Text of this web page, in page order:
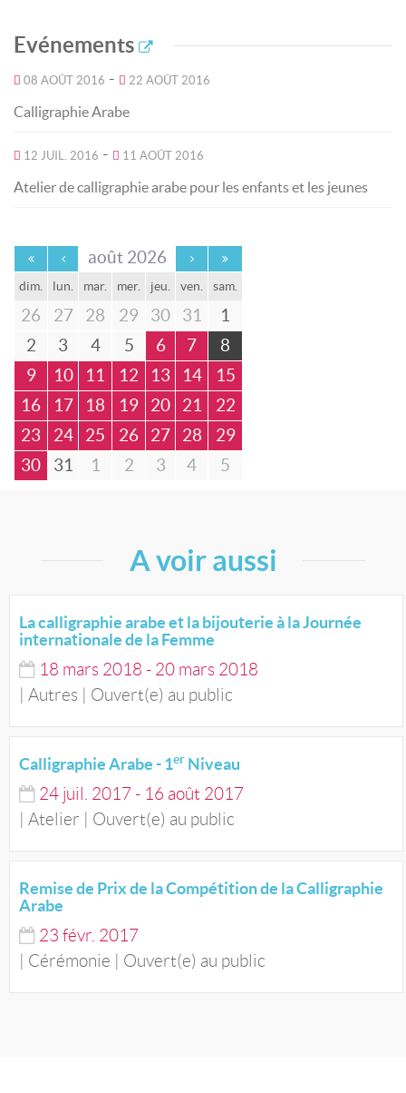
Evénements
08 AOÛT 2016 - 22 AOÛT 2016
Calligraphie Arabe
12 JUIL. 2016 - 11 AOÛT 2016
Atelier de calligraphie arabe pour les enfants et les jeunes
août 2026
dim. lun. mar. mer. jeu. ven. sam.
26 27 28 29 30 31
1
2
3 4 5 6 7
8
9
10 11 12 13 14
15
16
17 18 19 20 21
22
23
24 25 26 27 28
29
30
31 1 2 3 4 5
A voir aussi
La calligraphie arabe et la bijouterie à la Journée
internationale de la Femme
18 mars 2018 - 20 mars 2018
| Autres | Ouvert(e) au public
Calligraphie Arabe - 1er Niveau
24 juil. 2017 - 16 août 2017
| Atelier | Ouvert(e) au public
Remise de Prix de la Compétition de la Calligraphie
Arabe
23 févr. 2017
| Cérémonie | Ouvert(e) au public